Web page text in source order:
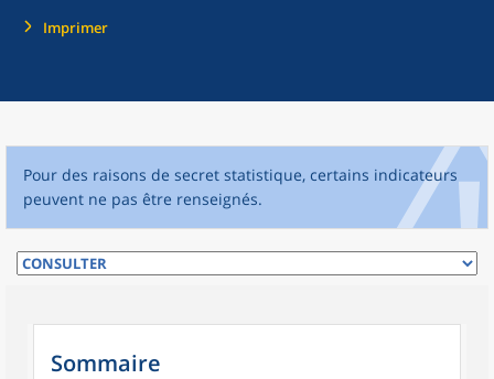
Imprimer
Pour des raisons de secret statistique, certains indicateurs
peuvent ne pas être renseignés.
Sommaire